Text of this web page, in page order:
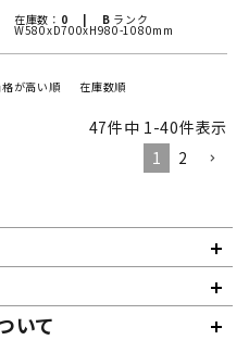
在庫数： 0 | B ランク
W580xD700xH980-1080mm
が高い順 在庫数順
47件中 1-40件表示
1
2
いて